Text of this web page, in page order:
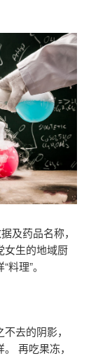
及药品名称，
女生的地域厨
料理”。
去的阴影，
再吃果冻，